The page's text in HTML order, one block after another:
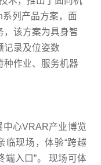
系列产品方案，面
，该方案为具身智
记录及位姿数
种作业、服务机器
中心VRAR产业博览
临现场，体验“跨越
端入口”。 现场可体